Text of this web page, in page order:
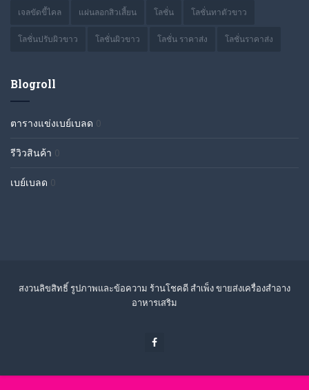
เจลขัดขี้ไคล แผ่นลอกสิวเสี้ยน โลชั่น โลชั่นทาตัวขาว
โลชั่นปรับผิวขาว โลชั่นผิวขาว โลชั่น ราคาส่ง โลชั่นราคาส่ง
Blogroll
ตารางแข่งเบย์เบลด 0
รีวิวสินค้า 0
เบย์เบลด 0
สงวนลิขสิทธิ์ รูปภาพและข้อความ ร้านโชคดี สำเพ็ง ขายส่งเครื่องสำอาง
อาหารเสริม